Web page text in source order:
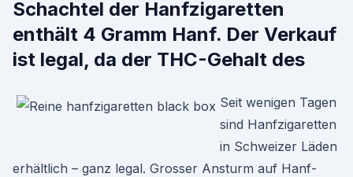
Schachtel der Hanfzigaretten
enthält 4 Gramm Hanf. Der Verkauf
ist legal, da der THC-Gehalt des
Seit wenigen Tagen
sind Hanfzigaretten
in Schweizer Läden
erhältlich – ganz legal. Grosser Ansturm auf Hanf-